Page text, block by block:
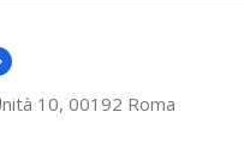
10, 00192 Roma